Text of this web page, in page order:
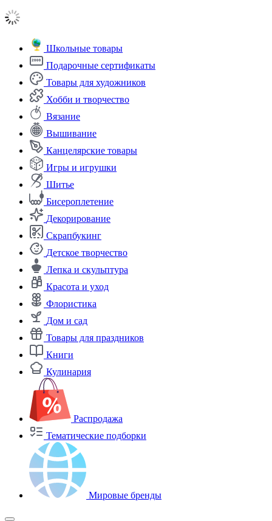
Школьные товары
Подарочные сертификаты
Товары для художников
Хобби и творчество
Вязание
Вышивание
Канцелярские товары
Игры и игрушки
Шитье
Бисероплетение
Декорирование
Скрапбукинг
Детское творчество
Лепка и скульптура
Красота и уход
Флористика
Дом и сад
Товары для праздников
Книги
Кулинария
Распродажа
Тематические подборки
Мировые бренды